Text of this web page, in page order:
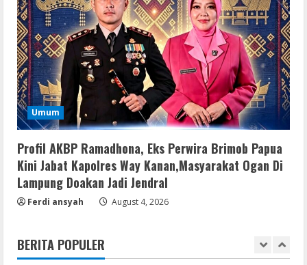
Umum
Profil AKBP Ramadhona, Eks Perwira Brimob Papua
Kini Jabat Kapolres Way Kanan,Masyarakat Ogan Di
Lampung Doakan Jadi Jendral
Ferdi ansyah August 4, 2026
BERITA POPULER
4
VL
Office 365 Mondo Pre-Activated
August 7, 2026
5
Umum
Kemarau Panjang Picu Kebakaran di
Sangkaran Bhakti; Rumah Ibu Yuli
Hangus Dilalap Api
August 7, 2026
1